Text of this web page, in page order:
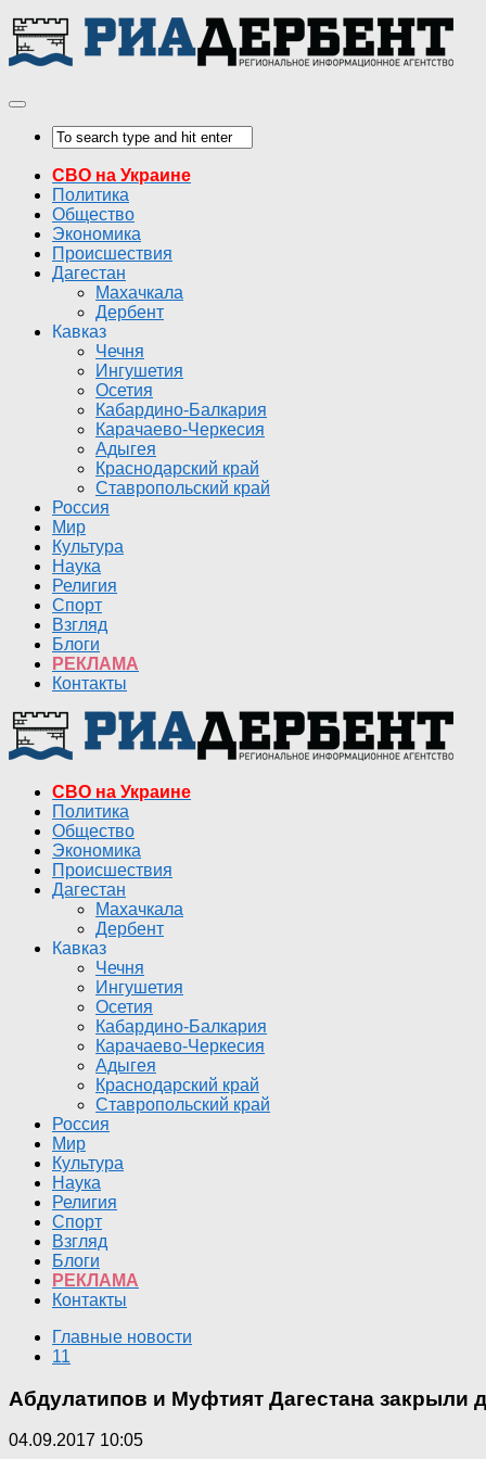
СВО на Украине
Политика
Общество
Экономика
Происшествия
Дагестан
Махачкала
Дербент
Кавказ
Чечня
Ингушетия
Осетия
Кабардино-Балкария
Карачаево-Черкесия
Адыгея
Краснодарский край
Ставропольский край
Россия
Мир
Культура
Наука
Религия
Спорт
Взгляд
Блоги
РЕКЛАМА
Контакты
СВО на Украине
Политика
Общество
Экономика
Происшествия
Дагестан
Махачкала
Дербент
Кавказ
Чечня
Ингушетия
Осетия
Кабардино-Балкария
Карачаево-Черкесия
Адыгея
Краснодарский край
Ставропольский край
Россия
Мир
Культура
Наука
Религия
Спорт
Взгляд
Блоги
РЕКЛАМА
Контакты
Главные новости
11
Абдулатипов и Муфтият Дагестана
04.09.2017 10:05